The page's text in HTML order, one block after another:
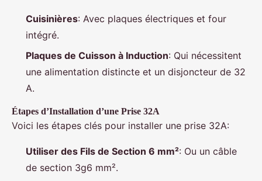
Cuisinières: Avec plaques électriques et four
intégré.
Plaques de Cuisson à Induction: Qui nécessitent
une alimentation distincte et un disjoncteur de 32
A.
Étapes d’Installation d’une Prise 32A
Voici les étapes clés pour installer une prise 32A:
Utiliser des Fils de Section 6 mm²: Ou un câble
de section 3g6 mm².